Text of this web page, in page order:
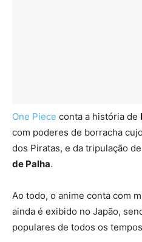
One Piece conta a história de
com poderes de borracha
dos Piratas, e da tripulação
de Palha.
Ao todo, o anime conta com
ainda é exibido no Japão,
populares de todos os